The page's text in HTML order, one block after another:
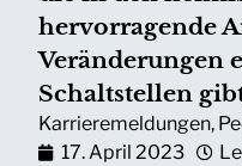
hervorragende
Veränderungen
Schaltstellen
Karrieremeldungen,
17. April 2023